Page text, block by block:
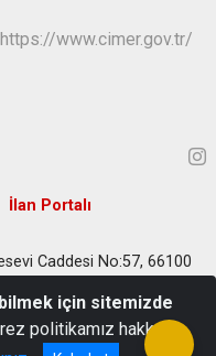
İlan Portalı
Caddesi No:57, 66100
212 2203 - 0354 212 2207
212 4337
için sitemizde
politikamız hakkında